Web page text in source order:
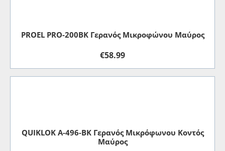
PROEL PRO-200BK Γερανός Μικροφώνου Μαύρος
€58.99
QUIKLOK A-496-BK Γερανός Mικρόφωνου Κοντός
Μαύρος